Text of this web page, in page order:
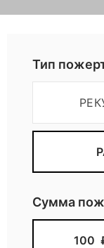
к
и
о
р
г
Тип
Сумма
100